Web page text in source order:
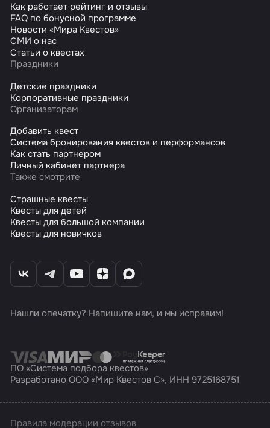
Как работает рейтинг и отзывы
FAQ по бонусной программе
Новости «Мира Квестов»
СМИ о нас
Статьи о квестах
Праздники
Детские праздники
Корпоративные праздники
Организаторам
Добавить квест
Система бронирования квестов и перформансов
Как стать партнером
Личный кабинет партнера
Также смотрите
Страшные квесты
Квесты для детей
Квесты для большой компании
Квесты для новичков
Нашли опечатку? Напишите нам, и мы исправим!
ПО «Система подбора квестов»
Разработано ООО «Мир Квестов С», ИНН 9725168751
Правила модерации отзывов